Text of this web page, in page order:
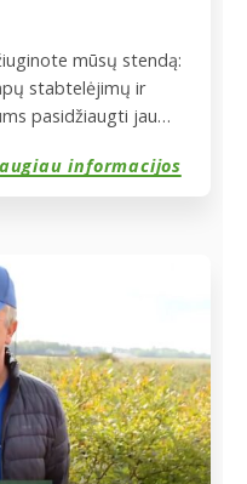
mūsų stendą:
stabtelėjimų ir
pasidžiaugti jau
aktualijomis, bei
informacijos